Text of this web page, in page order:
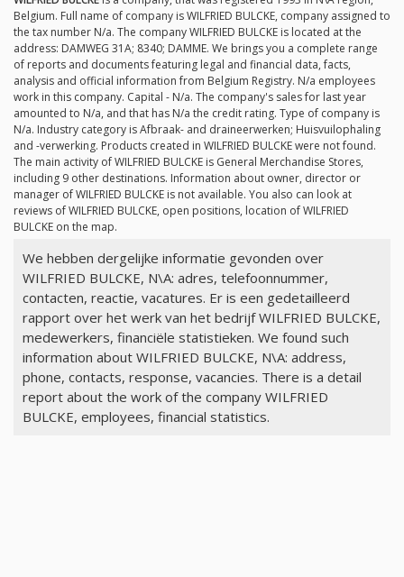
Belgium. Full name of company is WILFRIED BULCKE, company assigned to
the tax number N/a. The company WILFRIED BULCKE is located at the
address: DAMWEG 31A; 8340; DAMME. We brings you a complete range
of reports and documents featuring legal and financial data, facts,
analysis and official information from Belgium Registry. N/a employees
work in this company. Capital - N/a. The company's sales for last year
amounted to N/a, and that has N/a the credit rating. Type of company is
N/a. Industry category is Afbraak- and draineerwerken; Huisvuilophaling
and -verwerking. Products created in WILFRIED BULCKE were not found.
The main activity of WILFRIED BULCKE is General Merchandise Stores,
including 9 other destinations. Information about owner, director or
manager of WILFRIED BULCKE is not available. You also can look at
reviews of WILFRIED BULCKE, open positions, location of WILFRIED
BULCKE on the map.
We hebben dergelijke informatie gevonden over
WILFRIED BULCKE, N\A: adres, telefoonnummer,
contacten, reactie, vacatures. Er is een gedetailleerd
rapport over het werk van het bedrijf WILFRIED BULCKE,
medewerkers, financiële statistieken. We found such
information about WILFRIED BULCKE, N\A: address,
phone, contacts, response, vacancies. There is a detail
report about the work of the company WILFRIED
BULCKE, employees, financial statistics.